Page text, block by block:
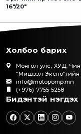
16"/20"
Холбоо барих
Монгол улс, ХУД,
"Мишээл Экспо"гийн
info@motopomp.mn
(+976) 7755-5258
Бидэнтэй нэгдэх